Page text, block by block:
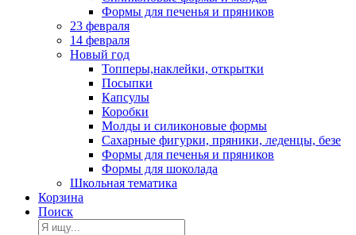
Формы для печенья и пряников
23 февраля
14 февраля
Новый год
Топперы,наклейки, открытки
Посыпки
Капсулы
Коробки
Молды и силиконовые формы
Сахарные фигурки, пряники, леденцы, безе
Формы для печенья и пряников
Формы для шоколада
Школьная тематика
Корзина
Поиск